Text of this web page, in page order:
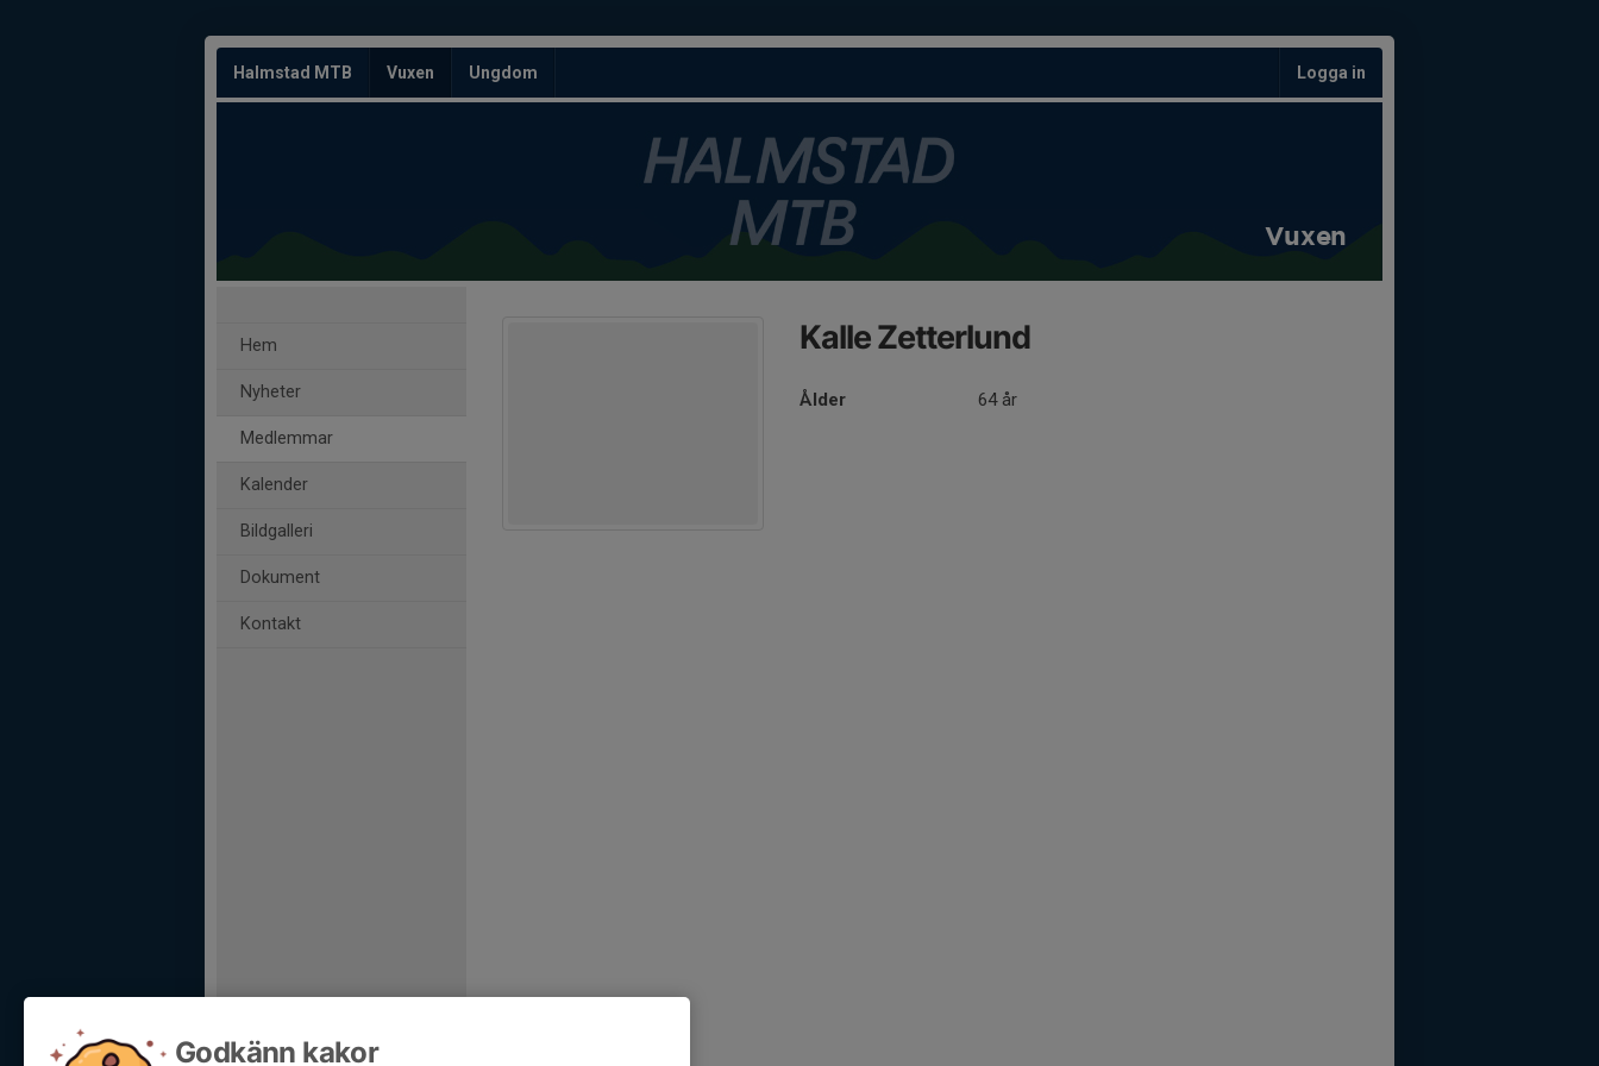
Halmstad MTB Vuxen Ungdom Logga in
Vuxen
Hem
Nyheter
Medlemmar
Kalender
Bildgalleri
Dokument
Kontakt
Kalle Zetterlund
Ålder 64 år
Godkänn kakor